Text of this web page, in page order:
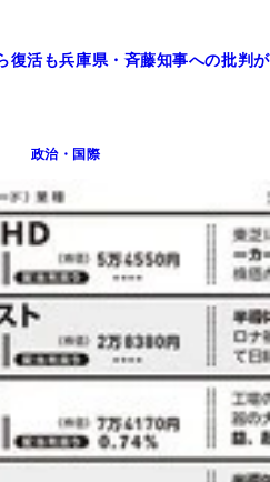
復活も兵庫県・斉藤知事への批判が
政治・国際